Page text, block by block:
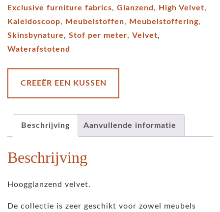
Exclusive furniture fabrics, Glanzend , High Velvet,
Kaleidoscoop, Meubelstoffen, Meubelstoffering,
Skinsbynature, Stof per meter, Velvet,
Waterafstotend
CREEËR EEN KUSSEN
Beschrijving Aanvullende informatie
Beschrijving
Hoogglanzend velvet.
De collectie is zeer geschikt voor zowel meubels